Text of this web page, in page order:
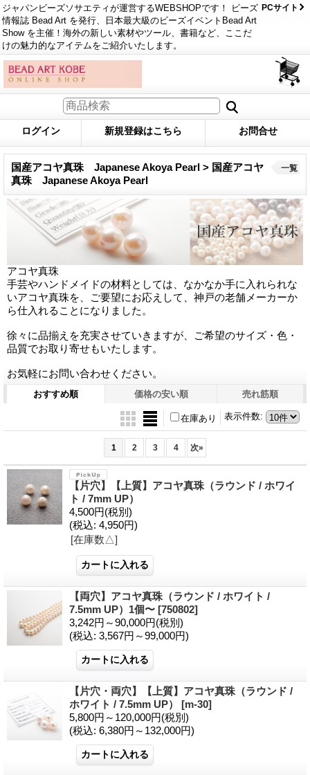
ジャパンビーズソサエティが運営するWEBSHOPです！ ビーズ
情報誌 Bead Art を発行、日本最大級のビーズイベントBead Art
Show を主催！海外の新しい素材やツール、書籍など、ここだ
けの魅力的なアイテムをご紹介いたします。
PCサイト
ログイン 新規登録はこちら お問合せ
国産アコヤ真珠 Japanese Akoya Pearl > 国産アコヤ
真珠 Japanese Akoya Pearl
アコヤ真珠
手芸やハンドメイドの材料としては、なかなか手に入れられな
いアコヤ真珠を、ご要望にお応えして、神戸の老舗メーカーか
ら仕入れることになりました。
徐々に品揃えを充実させていきますが、ご希望のサイズ・色・
品質でお取り寄せもいたします。
お気軽にお問い合わせください。
一覧
おすすめ順 価格の安い順 売れ筋順
表示件数:
在庫あり
1 2 3 4 次»
【片穴】【上質】アコヤ真珠（ラウンド / ホワイ
ト / 7mm UP）
4,500円(税別)
(税込: 4,950円)
[在庫数△]
【両穴】アコヤ真珠（ラウンド / ホワイト /
7.5mm UP）1個〜 [750802]
3,242円～90,000円(税別)
(税込: 3,567円～99,000円)
【片穴・両穴】【上質】アコヤ真珠（ラウンド /
ホワイト / 7.5mm UP） [m-30]
5,800円～120,000円(税別)
(税込: 6,380円～132,000円)